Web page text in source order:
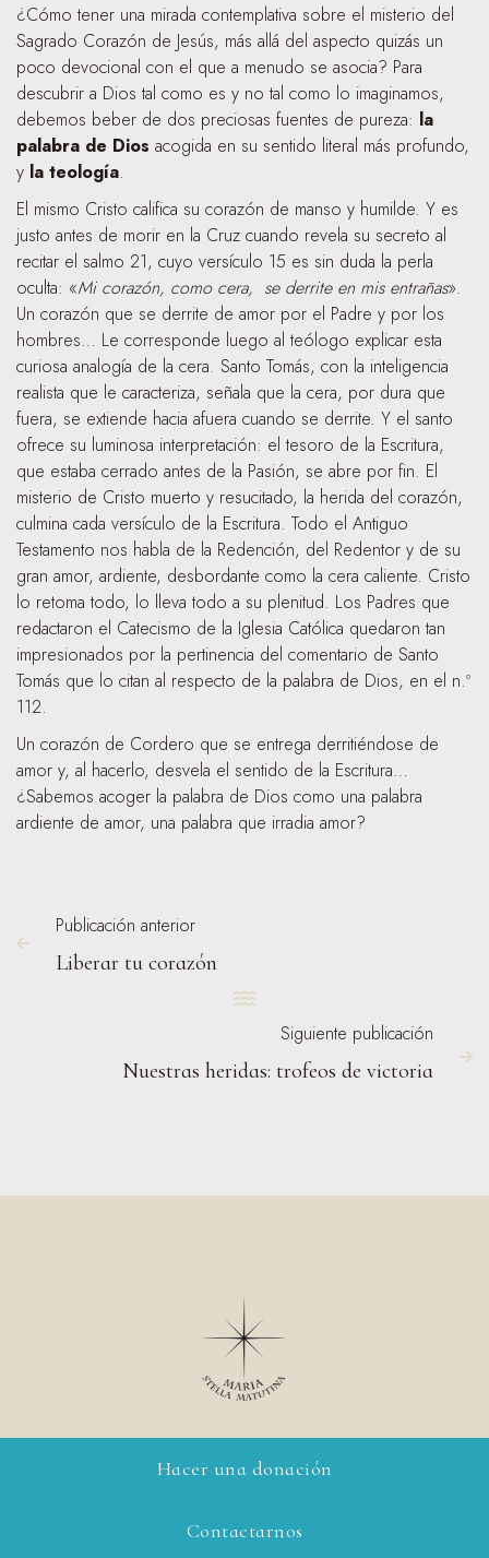
¿Cómo tener una mirada contemplativa sobre el misterio del
Sagrado Corazón de Jesús, más allá del aspecto quizás un
poco devocional con el que a menudo se asocia? Para
descubrir a Dios tal como es y no tal como lo imaginamos,
debemos beber de dos preciosas fuentes de pureza: la
palabra de Dios acogida en su sentido literal más profundo,
y la teología.
El mismo Cristo califica su corazón de manso y humilde. Y es
justo antes de morir en la Cruz cuando revela su secreto al
recitar el salmo 21, cuyo versículo 15 es sin duda la perla
oculta: «Mi corazón, como cera, se derrite en mis entrañas».
Un corazón que se derrite de amor por el Padre y por los
hombres… Le corresponde luego al teólogo explicar esta
curiosa analogía de la cera. Santo Tomás, con la inteligencia
realista que le caracteriza, señala que la cera, por dura que
fuera, se extiende hacia afuera cuando se derrite. Y el santo
ofrece su luminosa interpretación: el tesoro de la Escritura,
que estaba cerrado antes de la Pasión, se abre por fin. El
misterio de Cristo muerto y resucitado, la herida del corazón,
culmina cada versículo de la Escritura. Todo el Antiguo
Testamento nos habla de la Redención, del Redentor y de su
gran amor, ardiente, desbordante como la cera caliente. Cristo
lo retoma todo, lo lleva todo a su plenitud. Los Padres que
redactaron el Catecismo de la Iglesia Católica quedaron tan
impresionados por la pertinencia del comentario de Santo
Tomás que lo citan al respecto de la palabra de Dios, en el n.º
112.
Un corazón de Cordero que se entrega derritiéndose de
amor y, al hacerlo, desvela el sentido de la Escritura…
¿Sabemos acoger la palabra de Dios como una palabra
ardiente de amor, una palabra que irradia amor?

Publicación anterior
Liberar tu corazón

Siguiente publicación
Nuestras heridas: trofeos de victoria 
Hacer una donación
Contactarnos